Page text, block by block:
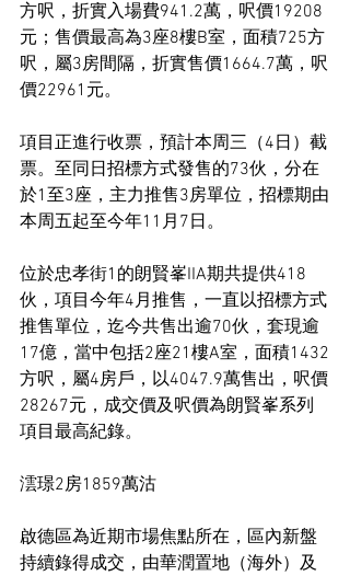
方呎，折實入場費941.2萬，呎價19208
元；售價最高為3座8樓B室，面積725方
呎，屬3房間隔，折實售價1664.7萬，呎
價22961元。
項目正進行收票，預計本周三（4日）截
票。至同日招標方式發售的73伙，分在
於1至3座，主力推售3房單位，招標期由
本周五起至今年11月7日。
位於忠孝街1的朗賢峯IIA期共提供418
伙，項目今年4月推售，一直以招標方式
推售單位，迄今共售出逾70伙，套現逾
17億，當中包括2座21樓A室，面積1432
方呎，屬4房戶，以4047.9萬售出，呎價
28267元，成交價及呎價為朗賢峯系列
項目最高紀錄。
澐璟2房1859萬沽
啟德區為近期市場焦點所在，區內新盤
持續錄得成交，由華潤置地（海外）及